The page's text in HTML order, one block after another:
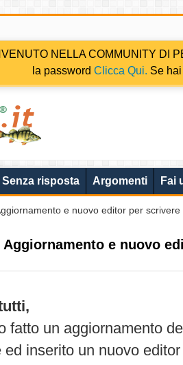
NELLA COMMUNITY DI
la password Clicca Qui. Se
Senza risposta Argomenti Fai
e nuovo editor per
Aggiornamento e nuovo
fatto un aggiornamento
ed inserito un nuovo